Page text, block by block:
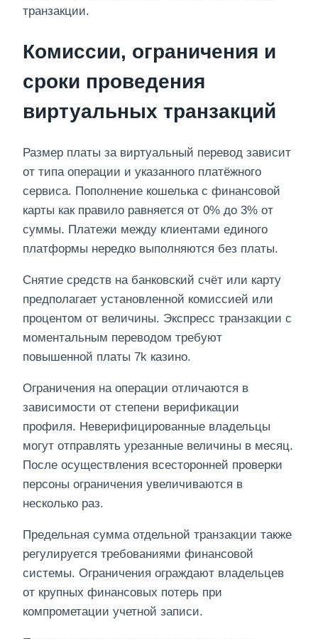
транзакции.
Комиссии, ограничения и
сроки проведения
виртуальных транзакций
Размер платы за виртуальный перевод зависит
от типа операции и указанного платёжного
сервиса. Пополнение кошелька с финансовой
карты как правило равняется от 0% до 3% от
суммы. Платежи между клиентами единого
платформы нередко выполняются без платы.
Снятие средств на банковский счёт или карту
предполагает установленной комиссией или
процентом от величины. Экспресс транзакции с
моментальным переводом требуют
повышенной платы 7k казино.
Ограничения на операции отличаются в
зависимости от степени верификации
профиля. Неверифицированные владельцы
могут отправлять урезанные величины в месяц.
После осуществления всесторонней проверки
персоны ограничения увеличиваются в
несколько раз.
Предельная сумма отдельной транзакции также
регулируется требованиями финансовой
системы. Ограничения ограждают владельцев
от крупных финансовых потерь при
компрометации учетной записи.